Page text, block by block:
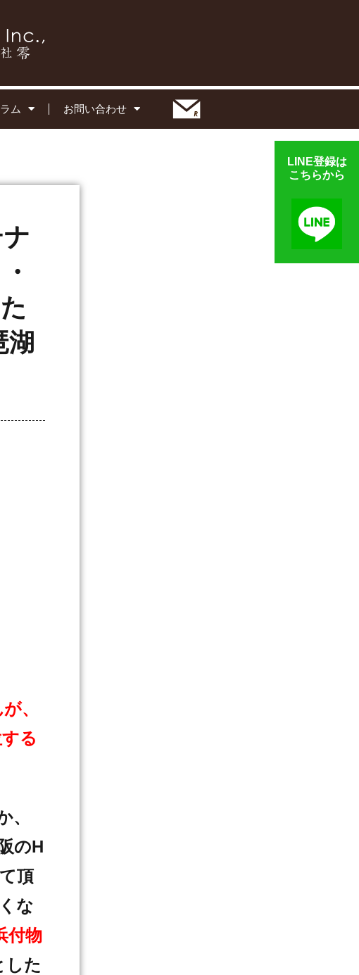
ム お問い合わせ
LINE登録は
こちらから
、
る
、
のH
頂
な
付物
した